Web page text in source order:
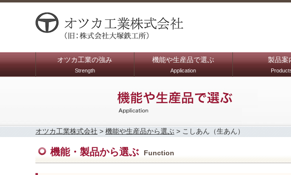
オツカ工業の強み
Strength
機能や生産品で選ぶ
Application
製品案
オツカ工業株式会社 > 機能や生産品から選ぶ > こしあん（生あん）
機能・製品から選ぶ Function